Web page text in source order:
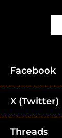
Facebook
X (Twitter)
Threads